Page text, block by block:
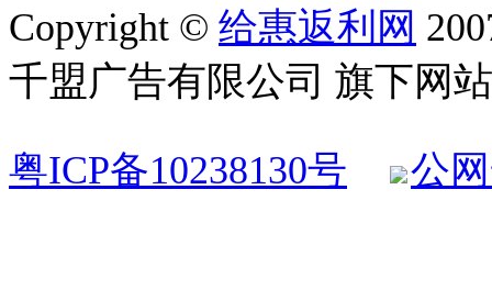
Copyright © 给惠返利网
千盟广告有限公司 旗下网
粤ICP备10238130号 公